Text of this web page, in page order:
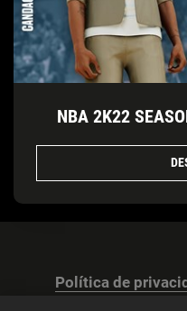
NBA 2K22
Política de